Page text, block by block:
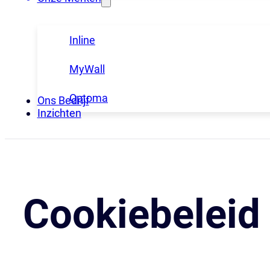
Inline
MyWall
Optoma
Ons Bedrijf
Inzichten
Cookiebeleid